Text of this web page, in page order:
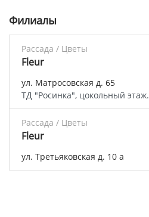
Филиалы
Рассада / Цветы
Fleur
ул. Матросовская д. 65
ТД "Росинка", цокольный этаж.
Рассада / Цветы
Fleur
ул. Третьяковская д. 10 а